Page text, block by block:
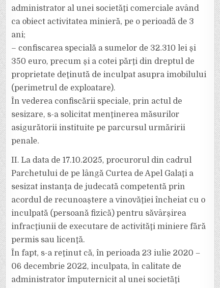
administrator al unei societăţi comerciale având
ca obiect activitatea minieră, pe o perioadă de 3
ani;
– confiscarea specială a sumelor de 32.310 lei şi
350 euro, precum şi a cotei părţi din dreptul de
proprietate deţinută de inculpat asupra imobilului
(perimetrul de exploatare).
În vederea confiscării speciale, prin actul de
sesizare, s-a solicitat menţinerea măsurilor
asigurătorii instituite pe parcursul urmăririi
penale.
II. La data de 17.10.2025, procurorul din cadrul
Parchetului de pe lângă Curtea de Apel Galaţi a
sesizat instanţa de judecată competentă prin
acordul de recunoaştere a vinovăţiei încheiat cu o
inculpată (persoană fizică) pentru săvârşirea
infracţiunii de executare de activităţi miniere fără
permis sau licenţă.
În fapt, s-a reţinut că, în perioada 23 iulie 2020 –
06 decembrie 2022, inculpata, în calitate de
administrator împuternicit al unei societăţi